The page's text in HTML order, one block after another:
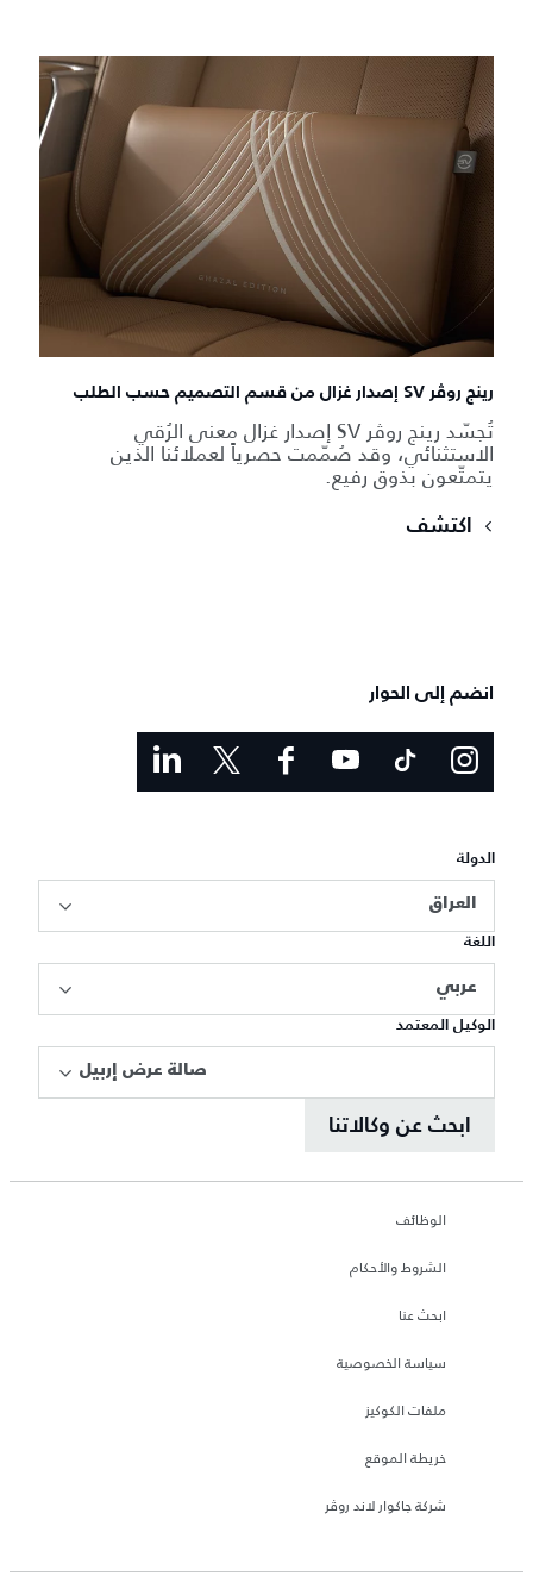
رينج روڤر SV إصدار غزال من قسم التصميم حسب الطلب
تُجسّد رينج روڤر SV إصدار غزال معنى الرُقي
الاستثنائي، وقد صُمّمت حصرياً لعملائنا الذين
يتمتّعون بذوق رفيع.
اكتشف
انضم إلى الحوار
الدولة
العراق
اللغة
عربي
الوكيل المعتمد
صالة عرض إربيل
ابحث عن وكالاتنا
الوظائف
الشروط والأحكام
ابحث عنا
سياسة الخصوصية
ملفات الكوكيز
خريطة الموقع
شركة جاكوار لاند روڤر